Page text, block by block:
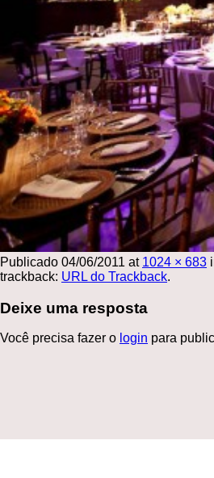
Publicado 04/06/2011 at 1024 × 683
trackback: URL do Trackback.
Deixe uma resposta
Você precisa fazer o login para